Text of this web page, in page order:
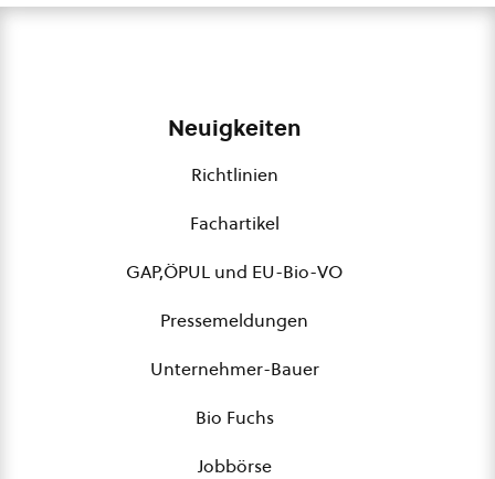
Neuigkeiten
Richtlinien
Fachartikel
GAP,ÖPUL und EU-Bio-VO
Pressemeldungen
Unternehmer-Bauer
Bio Fuchs
Jobbörse